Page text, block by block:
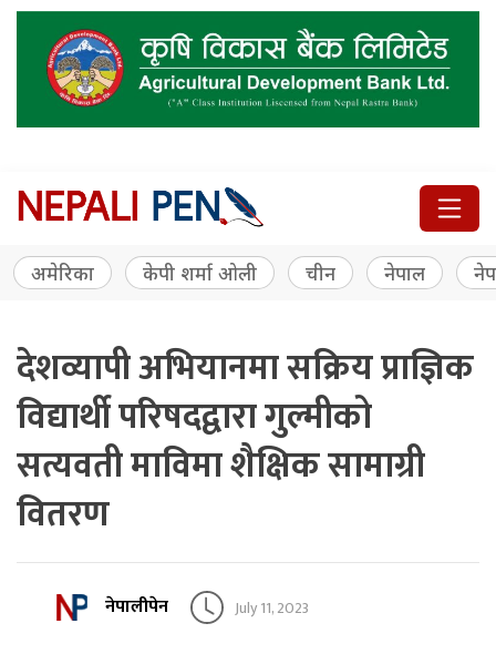
अमेरिका केपी शर्मा ओली चीन नेपाल
देशव्यापी अभियानमा सक्रिय प्राज्ञिक
विद्यार्थी परिषदद्वारा गुल्मीको
सत्यवती माविमा शैक्षिक सामाग्री
वितरण
नेपालीपेन July 11, 2023